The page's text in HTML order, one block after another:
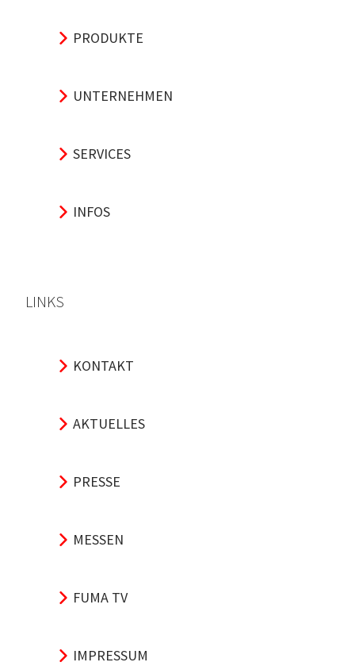
PRODUKTE
UNTERNEHMEN
SERVICES
INFOS
LINKS
KONTAKT
AKTUELLES
PRESSE
MESSEN
FUMA TV
IMPRESSUM